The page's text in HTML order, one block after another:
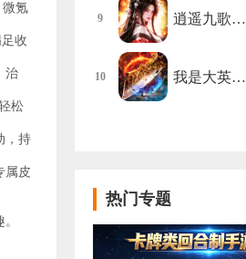
微氪
收
治
松
，持
属皮
9 逍遥九歌…
10 我是大英…
热门专题